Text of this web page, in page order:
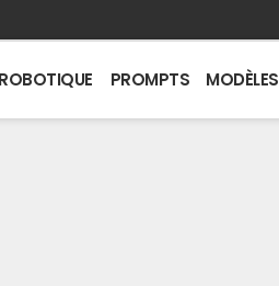
ROBOTIQUE PROMPTS MODÈLES